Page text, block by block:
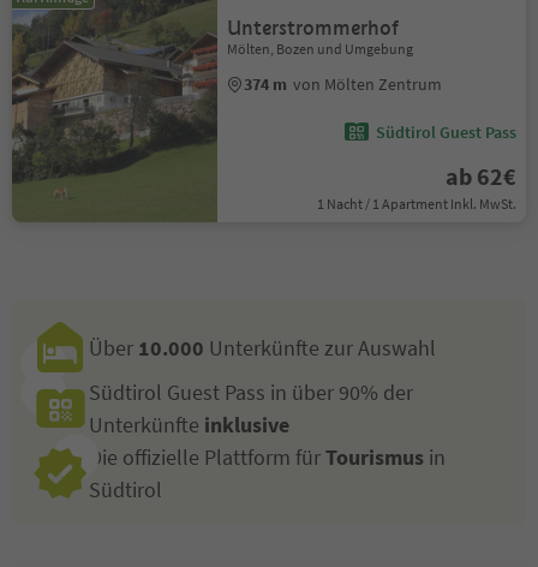
Unterstrommerhof
Mölten, Bozen und Umgebung
374 m von Mölten Zentrum
Südtirol Guest Pass
ab 62€
1 Nacht / 1 Apartment Inkl. MwSt.
Über 10.000 Unterkünfte zur Auswahl
Südtirol Guest Pass in über 90% der
Unterkünfte inklusive
Die offizielle Plattform fürTourismus in
Südtirol